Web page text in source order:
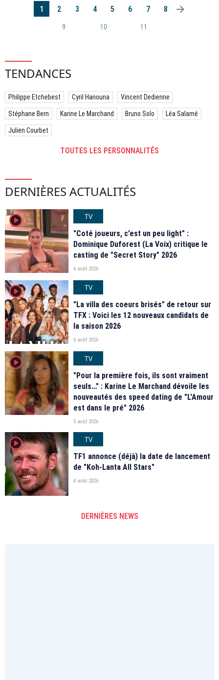
au 3 mars.
1 2 3 4 5 6 7 8
9 10 11
arrow_right
TENDANCES
Philippe Etchebest Cyril Hanouna Vincent Dedienne
Stéphane Bern Karine Le Marchand Bruno Solo Léa Salamé
Julien Courbet
TOUTES LES PERSONNALITÉS
DERNIÈRES ACTUALITÉS
player2
TV
"Coté joueurs, c’est un peu light" :
Dominique Duforest (La Voix) critique le
casting de "Secret Story" 2026
6 août 2026
player2
TV
"La villa des coeurs brisés" de retour sur
TFX : Voici les 12 nouveaux candidats de
la saison 2026
6 août 2026
player2
TV
"Pour la première fois, ils sont vraiment
seuls…" : Karine Le Marchand dévoile les
nouveautés des speed dating de "L'Amour
est dans le pré" 2026
5 août 2026
player2
TV
TF1 annonce (déjà) la date de lancement
de "Koh-Lanta All Stars"
4 août 2026
DERNIÈRES NEWS